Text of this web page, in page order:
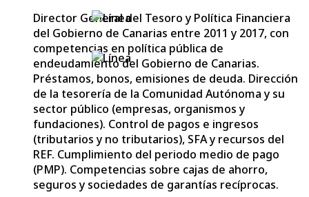
Director General del Tesoro y Política Financiera
del Gobierno de Canarias entre 2011 y 2017, con
competencias en política pública de
endeudamiento del Gobierno de Canarias.
Préstamos, bonos, emisiones de deuda. Dirección
de la tesorería de la Comunidad Autónoma y su
sector público (empresas, organismos y
fundaciones). Control de pagos e ingresos
(tributarios y no tributarios), SFA y recursos del
REF. Cumplimiento del periodo medio de pago
(PMP). Competencias sobre cajas de ahorro,
seguros y sociedades de garantías recíprocas.